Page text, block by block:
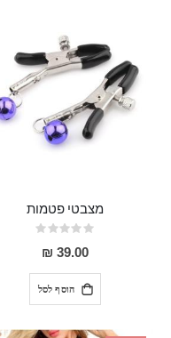
מצבטי פטמות
Rating:
0%
39.00 ₪
הוסף לסל